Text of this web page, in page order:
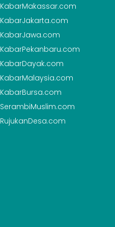
KabarMakassar.com
KabarJakarta.com
KabarJawa.com
KabarPekanbaru.com
KabarDayak.com
KabarMalaysia.com
KabarBursa.com
SerambiMuslim.com
RujukanDesa.com